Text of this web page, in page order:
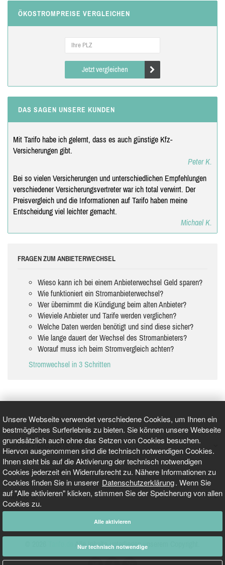
Unsere Webseite verwendet verschiedene Cookies, um Ihnen ein
bestmögliches Surferlebnis zu bieten. Sie können unsere Webseite
grundsätzlich auch ohne das Setzen von Cookies besuchen.
Hiervon ausgenommen sind die technisch notwendigen Cookies.
Ihnen steht bis auf die Aktivierung der technisch notwendigen
Cookies jederzeit ein Widerrufsrecht zu. Nähere Informationen zu
Cookies finden Sie in unserer Datenschutzerklärung. Wenn Sie
auf "Alle aktivieren" klicken, stimmen Sie der Speicherung von allen
Cookies zu.
Alle aktivieren
Nur technisch notwendige
ÖKOSTROMPREISE VERGLEICHEN
Jetzt vergleichen
DAS SAGEN UNSERE KUNDEN
Mit Tarifo habe ich gelernt, dass es auch günstige Kfz-
Versicherungen gibt.
Peter K.
Bei so vielen Versicherungen und unterschiedlichen Empfehlungen
verschiedener Versicherungsvertreter war ich total verwirrt. Der
Preisvergleich und die Informationen auf Tarifo haben meine
Entscheidung viel leichter gemacht.
Michael K.
FRAGEN ZUM ANBIETERWECHSEL
Wieso kann ich bei einem Anbieterwechsel Geld sparen?
Wie funktioniert ein Stromanbieterwechsel?
Wer übernimmt die Kündigung beim alten Anbieter?
Wieviele Anbieter und Tarife werden verglichen?
Welche Daten werden benötigt und sind diese sicher?
Wie lange dauert der Wechsel des Stromanbieters?
Worauf muss ich beim Stromvergleich achten?
Stromwechsel in 3 Schritten
GEPRÜFT UND ZERTIFIZIERT
AKTUELLE NACHRICHTEN
TARIFO.DE
Alle Inhalte unterliegen unserem Copyright.